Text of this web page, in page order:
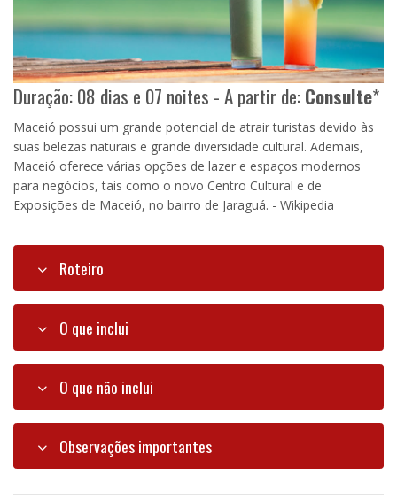
Duração: 08 dias e 07 noites - A partir de:Consulte*
Maceió possui um grande potencial de atrair turistas devido às
suas belezas naturais e grande diversidade cultural. Ademais,
Maceió oferece várias opções de lazer e espaços modernos
para negócios, tais como o novo Centro Cultural e de
Exposições de Maceió, no bairro de Jaraguá. - Wikipedia
Roteiro
O que inclui
O que não inclui
Observações importantes